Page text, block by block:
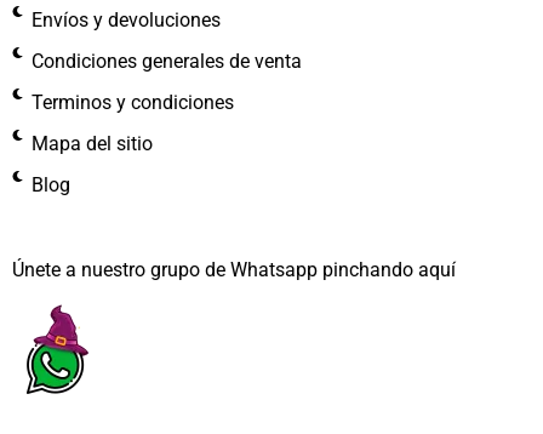
Envíos y devoluciones
Condiciones generales de venta
Terminos y condiciones
Mapa del sitio
Blog
Únete a nuestro grupo de Whatsapp pinchando aquí​